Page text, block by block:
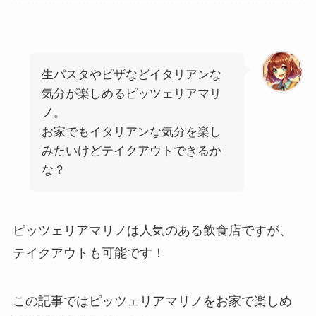
生パスタやピザなどイタリアンな
気分が楽しめるピッツェリアマリ
ノ。
お家でもイタリアンな気分を楽し
みたいけどテイクアウトできるか
な？
ピッツェリアマリノは人気のある飲食店ですが、
テイクアウトも可能です！
この記事ではピッツェリアマリノをお家で楽しめ